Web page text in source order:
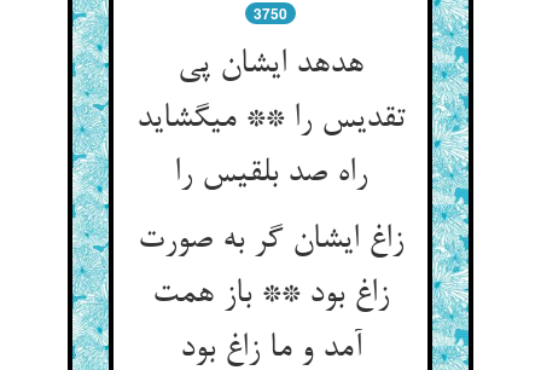
3750
هدهد ایشان پی
تقدیس را ** می‏گشاید
راه صد بلقیس را
زاغ ایشان گر به صورت
زاغ بود ** باز همت
آمد و ما زاغ بود